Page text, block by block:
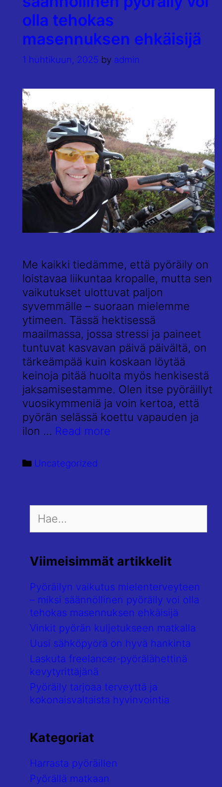
olla tehokas
masennuksen ehkäisijä
1 huhtikuun, 2025 by admin
Me kaikki tiedämme, että pyöräily on
loistavaa liikuntaa kropalle, mutta sen
vaikutukset ulottuvat paljon
syvemmälle – suoraan mielemme
ytimeen. Tässä hektisessä
maailmassa, jossa stressi ja paineet
tuntuvat kasvavan päivä päivältä, on
tärkeämpää kuin koskaan löytää
keinoja pitää huolta myös henkisestä
jaksamisestamme. Olen itse pyöräillyt
vuosikymmeniä ja voin kertoa, että
pyörän selässä koettu vapauden ja
ilon … Read more
tehokas
masennuksen
ehkäisijä
Categories
Uncategorized
for:
Viimeisimmät artikkelit
Pyöräilyn vaikutus mielenterveyteen
– miksi säännöllinen pyöräily voi olla
tehokas masennuksen ehkäisijä
Vinkit pyörän kuljetukseen matkalla
Uusi sähköpyörä on hyvä hankinta
Laskuta freelancer-pyörälähettinä
kevytyrittäjänä
Pyöräily tarjoaa terveyttä ja
kokonaisvaltaista hyvinvointia
Kategoriat
Harrasta pyöräillen
Pyörällä matkaan